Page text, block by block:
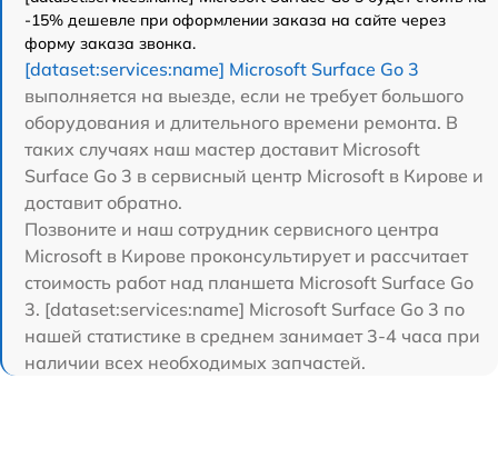
-15% дешевле при оформлении заказа на сайте через
форму заказа звонка.
[dataset:services:name] Microsoft Surface Go 3
выполняется на выезде, если не требует большого
оборудования и длительного времени ремонта. В
таких случаях наш мастер доставит Microsoft
Surface Go 3 в сервисный центр Microsoft в Кирове и
доставит обратно.
Позвоните и наш сотрудник сервисного центра
Microsoft в Кирове проконсультирует и рассчитает
стоимость работ над планшета Microsoft Surface Go
3. [dataset:services:name] Microsoft Surface Go 3 по
нашей статистике в среднем занимает 3-4 часа при
наличии всех необходимых запчастей.